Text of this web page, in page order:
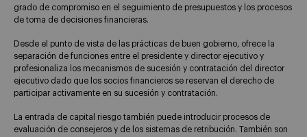
grado de compromiso en el seguimiento de presupuestos y los procesos
de toma de decisiones financieras.
Desde el punto de vista de las prácticas de buen gobierno, ofrece la
separación de funciones entre el presidente y director ejecutivo y
profesionaliza los mecanismos de sucesión y contratación del director
ejecutivo dado que los socios financieros se reservan el derecho de
participar activamente en su sucesión y contratación.
La entrada de capital riesgo también puede introducir procesos de
evaluación de consejeros y de los sistemas de retribución. También son